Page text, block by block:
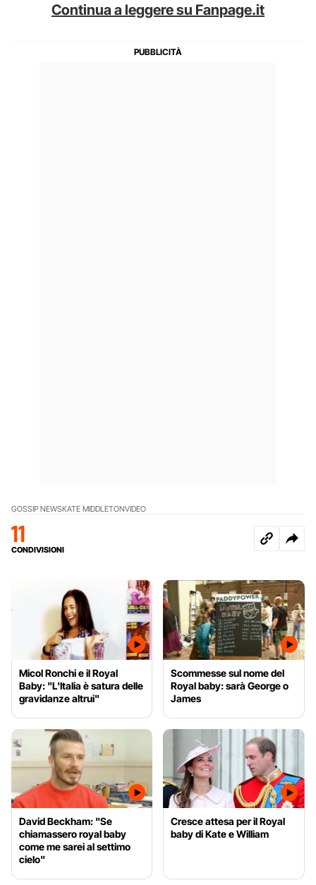
Continua a leggere su Fanpage.it
GOSSIP NEWSKATE MIDDLETONVIDEO
11
CONDIVISIONI
Micol Ronchi e il Royal
Baby: "L'Italia è satura delle
gravidanze altrui"
Scommesse sul nome del
Royal baby: sarà George o
James
David Beckham: "Se
chiamassero royal baby
come me sarei al settimo
cielo"
Cresce attesa per il Royal
baby di Kate e William